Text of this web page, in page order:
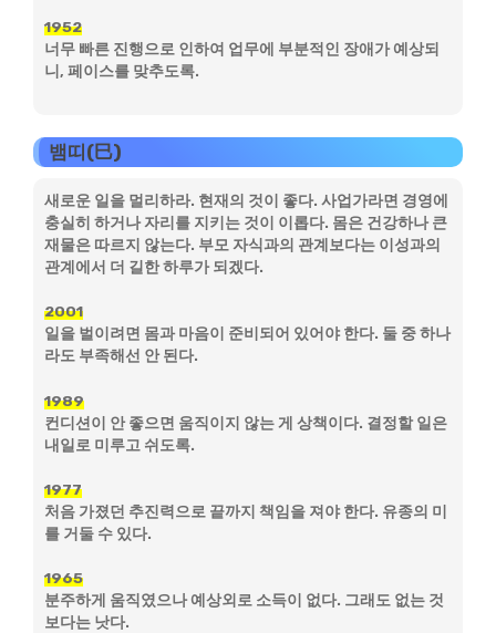
1952
너무 빠른 진행으로 인하여 업무에 부분적인 장애가 예상되
니, 페이스를 맞추도록.
뱀띠(巳)
새로운 일을 멀리하라. 현재의 것이 좋다. 사업가라면 경영에
충실히 하거나 자리를 지키는 것이 이롭다. 몸은 건강하나 큰
재물은 따르지 않는다. 부모 자식과의 관계보다는 이성과의
관계에서 더 길한 하루가 되겠다.
2001
일을 벌이려면 몸과 마음이 준비되어 있어야 한다. 둘 중 하나
라도 부족해선 안 된다.
1989
컨디션이 안 좋으면 움직이지 않는 게 상책이다. 결정할 일은
내일로 미루고 쉬도록.
1977
처음 가졌던 추진력으로 끝까지 책임을 져야 한다. 유종의 미
를 거둘 수 있다.
1965
분주하게 움직였으나 예상외로 소득이 없다. 그래도 없는 것
보다는 낫다.